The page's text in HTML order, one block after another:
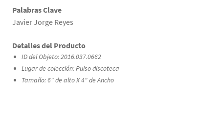
Palabras Clave
Javier Jorge Reyes
Detalles del Producto
ID del Objeto: 2016.037.0662
Lugar de colección: Pulso discoteca
Tamaño: 6" de alto X 4" de Ancho